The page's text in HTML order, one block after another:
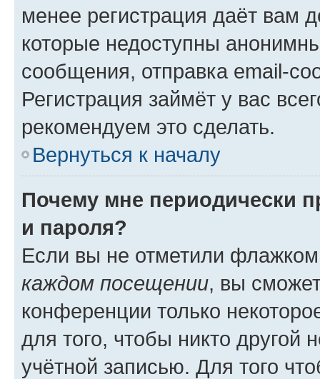
менее регистрация даёт вам
которые недоступны
сообщения, отправка email-
Регистрация займёт у вас
рекомендуем это сделать.
Вернуться к началу
Почему мне периодически
и пароля?
Если вы не отметили
каждом посещении, вы
конференции только
для того, чтобы никто другой
учётной записью. Для того